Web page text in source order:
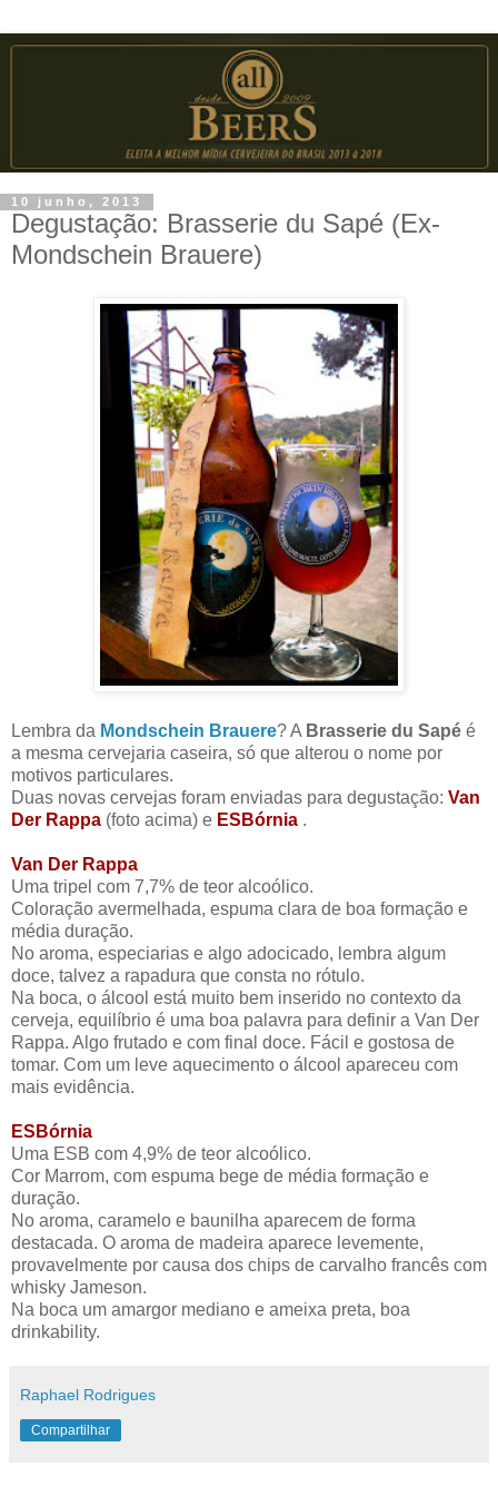
10 junho, 2013
Degustação: Brasserie du Sapé (Ex-
Mondschein Brauere)
Lembra da Mondschein Brauere? A Brasserie du Sapé é
a mesma cervejaria caseira, só que alterou o nome por
motivos particulares.
Duas novas cervejas foram enviadas para degustação: Van
Der Rappa (foto acima) e ESBórnia .
Van Der Rappa
Uma tripel com 7,7% de teor alcoólico.
Coloração avermelhada, espuma clara de boa formação e
média duração.
No aroma, especiarias e algo adocicado, lembra algum
doce, talvez a rapadura que consta no rótulo.
Na boca, o álcool está muito bem inserido no contexto da
cerveja, equilíbrio é uma boa palavra para definir a Van Der
Rappa. Algo frutado e com final doce. Fácil e gostosa de
tomar. Com um leve aquecimento o álcool apareceu com
mais evidência.
ESBórnia
Uma ESB com 4,9% de teor alcoólico.
Cor Marrom, com espuma bege de média formação e
duração.
No aroma, caramelo e baunilha aparecem de forma
destacada. O aroma de madeira aparece levemente,
provavelmente por causa dos chips de carvalho francês com
whisky Jameson.
Na boca um amargor mediano e ameixa preta, boa
drinkability.
Raphael Rodrigues
Compartilhar